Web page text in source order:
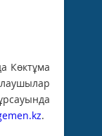
Көктұма
.